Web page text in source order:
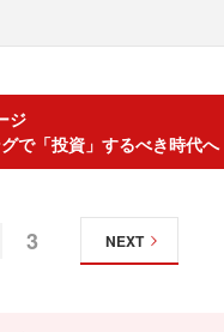
ジ
で「投資」するべき時代へ
3 NEXT